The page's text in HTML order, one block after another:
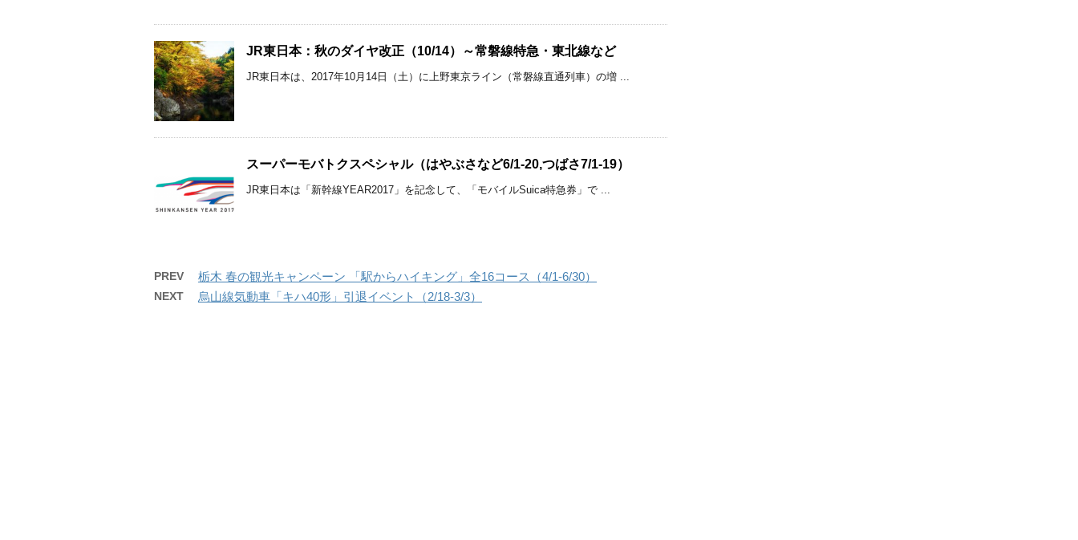
JR東日本：秋のダイヤ改正（10/14）～常磐線特急・東北線など
JR東日本は、2017年10月14日（土）に上野東京ライン（常磐線直通列車）の増 ...
スーパーモバトクスペシャル（はやぶさなど6/1-20,つばさ7/1-19）
JR東日本は「新幹線YEAR2017」を記念して、「モバイルSuica特急券」で ...
PREV 栃木 春の観光キャンペーン 「駅からハイキング」全16コース（4/1-6/30）
NEXT 烏山線気動車「キハ40形」引退イベント（2/18-3/3）